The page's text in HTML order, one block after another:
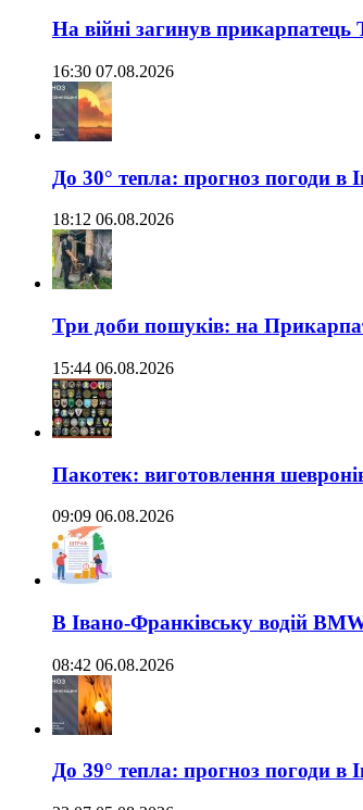
На війні загинув прикарпатець
16:30 07.08.2026
До 30° тепла: прогноз погоди в
18:12 06.08.2026
Три доби пошуків: на
15:44 06.08.2026
Пакотек: виготовлення
09:09 06.08.2026
В Івано-Франківську водій
08:42 06.08.2026
До 39° тепла: прогноз погоди в